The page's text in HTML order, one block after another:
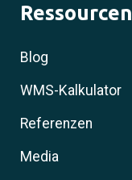
Ressourcen
Blog
WMS-Kalkulator
Referenzen
Media